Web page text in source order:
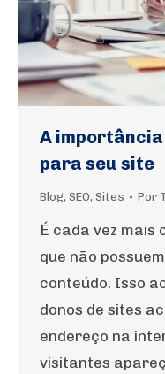
A
para seu site
Blog, SEO, Sites Por
É cada vez
que não
conteúdo. Isso
donos de sites
endereço na
visitantes